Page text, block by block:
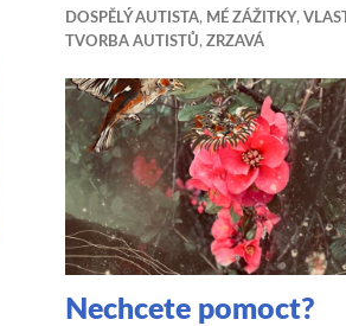
DOSPĚLÝ AUTISTA, MÉ ZÁŽITKY,
TVORBA AUTISTŮ, ZRZAVÁ
Nechcete pomoct?